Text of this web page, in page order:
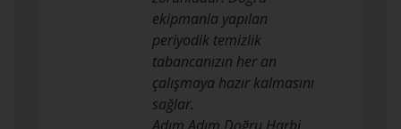
ekipmanla yapılan
periyodik temizlik
tabancanızın her an
çalışmaya hazır kalmasını
sağlar.
Adım Adım Doğru Harbi